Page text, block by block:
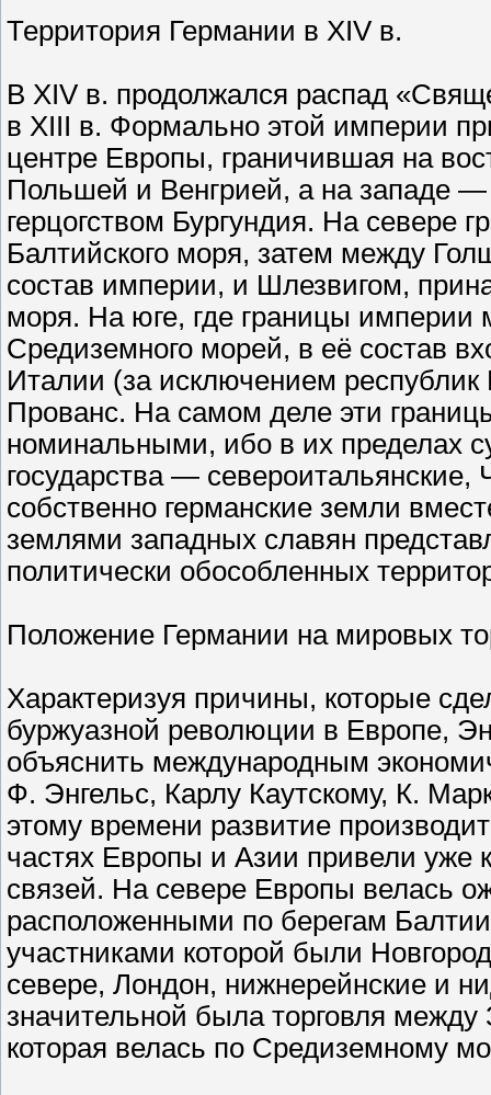
Территория Германии в XIV в.
В XIV в. продолжался распад
в XIII в. Формально этой империи
центре Европы, граничившая на
Польшей и Венгрией, а на западе
герцогством Бургундия. На севере
Балтийского моря, затем между
состав империи, и Шлезвигом,
моря. На юге, где границы империи
Средиземного морей, в её состав
Италии (за исключением
Прованс. На самом деле эти
номинальными, ибо в их пределах
государства —
собственно германские земли
землями западных славян
политически обособленных
Положение Германии на мировых
Характеризуя причины, которые
буржуазной революции в Европе,
объяснить международным
Ф. Энгельс, Карлу Каутскому, К.
этому времени развитие
частях Европы и Азии привели
связей. На севере Европы велась
расположенными по берегам
участниками которой были
севере, Лондон, нижнерейнские и
значительной была торговля
которая велась по Средиземному